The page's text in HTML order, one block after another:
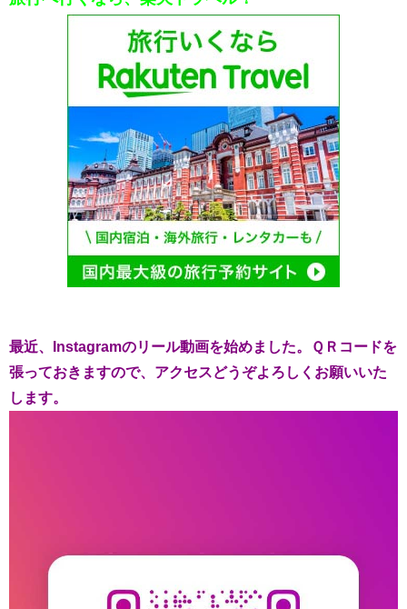
最近、Instagramのリール動画を始めました。ＱＲコードを
張っておきますので、アクセスどうぞよろしくお願いいた
します。